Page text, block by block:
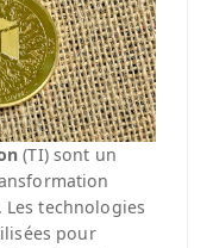
(TI) sont un
technologies
pour